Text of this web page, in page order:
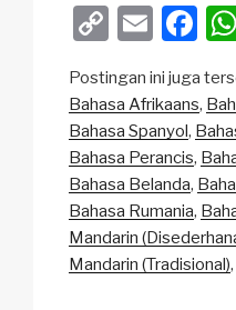
C
p
y
Li
n
k
E
ail
F
c
e
b
o
o
k
Postingan ini juga
Bahasa Afrikaans
Bahasa Spanyol
Bahasa Perancis
Bahasa Belanda
Bahasa Rumania
Mandarin
Mandarin (Tradisional)